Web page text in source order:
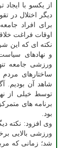
از یکسو با
دیگر اختلال در
برای افراد
اوقات فراغت
نکته ای که این
و نهادهای
ورزشی جامعه
ساختارهای مردم
شاهد آن بودیم.
توسط خیلی از
برنامه های
بود.
وی افزود: نکته
ورزشی بالایی
شد؛ زمانی که